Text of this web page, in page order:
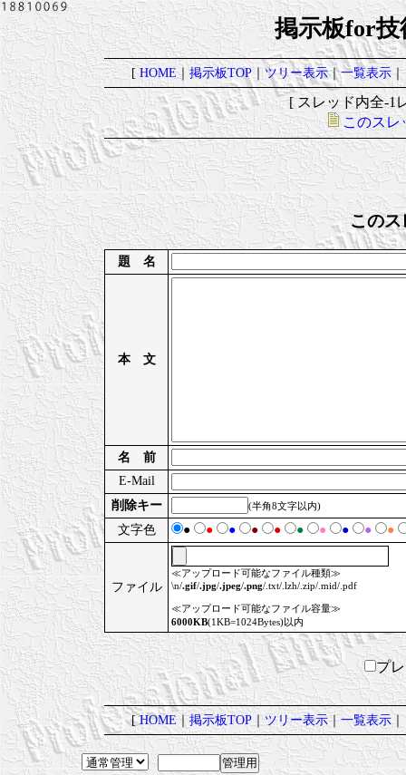
掲示板for技
[HOME｜掲示板TOP｜ツリー表示｜一覧表示｜
[ スレッド内全-
このスレ
このス
題 名
本 文
名 前
E-Mail
削除キー
(半角8文字以内)
文字色 ● ● ● ● ● ● ● ● ● ●
ファイル
≪アップロード可能なファイル種類≫
\n/.gif/.jpg/.jpeg/.png/.txt/.lzh/.zip/.mid/.pdf
≪アップロード可能なファイル容量≫
6000KB(1KB=1024Bytes)以内
プ
[HOME｜掲示板TOP｜ツリー表示｜一覧表示｜